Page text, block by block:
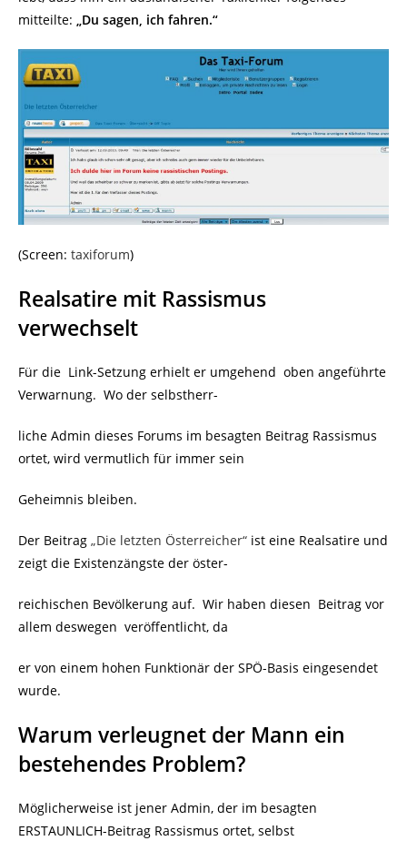
mitteilte: „Du sagen, ich fahren.“
(Screen: taxiforum)
Realsatire mit Rassismus
verwechselt
Für die Link-Setzung erhielt er umgehend oben angeführte
Verwarnung. Wo der selbstherr-
liche Admin dieses Forums im besagten Beitrag Rassismus
ortet, wird vermutlich für immer sein
Geheimnis bleiben.
Der Beitrag „Die letzten Österreicher“ ist eine Realsatire und
zeigt die Existenzängste der öster-
reichischen Bevölkerung auf. Wir haben diesen Beitrag vor
allem deswegen veröffentlicht, da
er von einem hohen Funktionär der SPÖ-Basis eingesendet
wurde.
Warum verleugnet der Mann ein
bestehendes Problem?
Möglicherweise ist jener Admin, der im besagten
ERSTAUNLICH-Beitrag Rassismus ortet, selbst